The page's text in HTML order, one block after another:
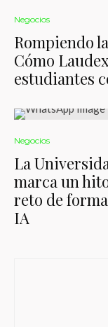
Negocios
Rompiendo
Cómo
estudiantes
Negocios
La
marca un
reto de
IA